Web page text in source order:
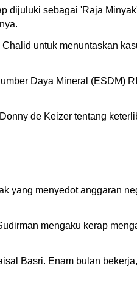
dijuluki sebagai 'Raja
untuk menuntaskan
Daya Mineral (ESDM) RI
de Keizer tentang
yang menyedot anggaran
mengaku kerap
Basri. Enam bulan